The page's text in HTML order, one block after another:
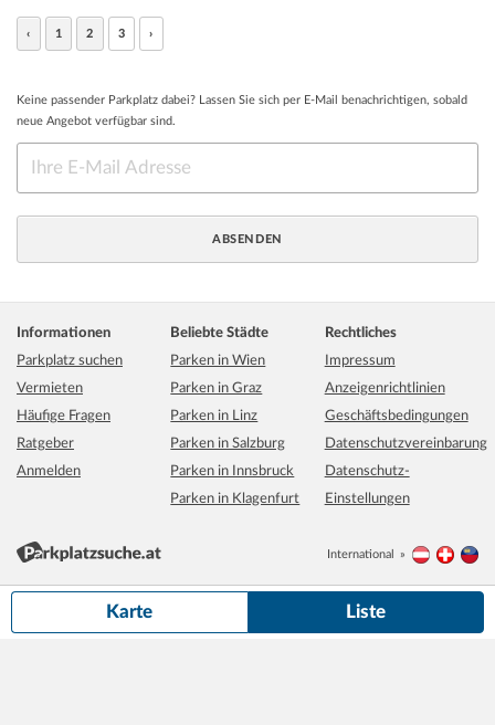
‹ 1 2 3 ›
Keine passender Parkplatz dabei? Lassen Sie sich per E-Mail benachrichtigen, sobald
neue Angebot verfügbar sind.
Informationen
Parkplatz suchen
Vermieten
Häufige Fragen
Ratgeber
Anmelden
Beliebte Städte
Parken in Wien
Parken in Graz
Parken in Linz
Parken in Salzburg
Parken in Innsbruck
Parken in Klagenfurt
Rechtliches
Impressum
Anzeigenrichtlinien
Geschäftsbedingungen
Datenschutzvereinbarung
Datenschutz-
Einstellungen
International Österreich
Karte Liste